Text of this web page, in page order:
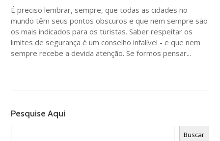
É preciso lembrar, sempre, que todas as cidades no
mundo têm seus pontos obscuros e que nem sempre são
os mais indicados para os turistas. Saber respeitar os
limites de segurança é um conselho infalível - e que nem
sempre recebe a devida atenção. Se formos pensar...
Pesquise Aqui
Buscar